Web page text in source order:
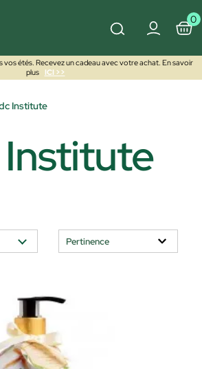
0
étés. Recevez un cadeau avec votre achat. En savoir
plus
ICI >>
Institute